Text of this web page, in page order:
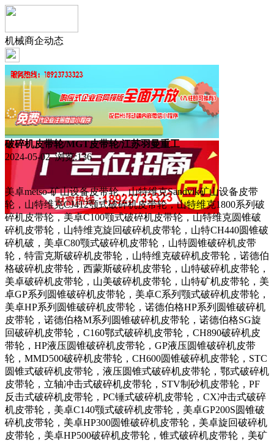
机械商企动态
破碎机皮带轮/MGT皮带轮/江苏羽曼重工
2024-05-02 浏览:136
美卓metso-矿山设备皮带轮，山特维克Sandvik矿山设备皮带
轮，山特维克CJ412颚式破碎机皮带轮，山特维克1800系列破
碎机皮带轮，美卓C100颚式破碎机皮带轮，山特维克圆锥破
碎机皮带轮，山特维克旋回破碎机皮带轮，山特CH440圆锥破
碎机破，美卓C80颚式破碎机皮带轮，山特圆锥破碎机皮带
轮，特雷克斯破碎机皮带轮，山特维克破碎机皮带轮，诺德伯
格破碎机皮带轮，西蒙斯破碎机皮带轮，山特破碎机皮带轮，
美卓破碎机皮带轮，山美破碎机皮带轮，山特矿机皮带轮，美
卓GP系列圆锥破碎机皮带轮，美卓C系列颚式破碎机皮带轮，
美卓HP系列圆锥破碎机皮带轮，诺德伯格HP系列圆锥破碎机
皮带轮，诺德伯格M系列圆锥破碎机皮带轮，诺德伯格SG旋
回破碎机皮带轮，C160鄂式破碎机皮带轮，CH890破碎机皮
带轮，HP液压圆锥破碎机皮带轮，GP液压圆锥破碎机皮带
轮，MMD500破碎机皮带轮，CH600圆锥破碎机皮带轮，STC
圆锥式破碎机皮带轮，液压圆锥式破碎机皮带轮，鄂式破碎机
皮带轮，立轴冲击式破碎机皮带轮，STV制砂机皮带轮，PF
反击式破碎机皮带轮，PC锤式破碎机皮带轮，CX冲击式破碎
机皮带轮，美卓C140颚式破碎机皮带轮，美卓GP200S圆锥破
碎机皮带轮，美卓HP300圆锥破碎机皮带轮，美卓旋回破碎机
皮带轮，美卓HP500破碎机皮带轮，锥式破碎机皮带轮，美矿